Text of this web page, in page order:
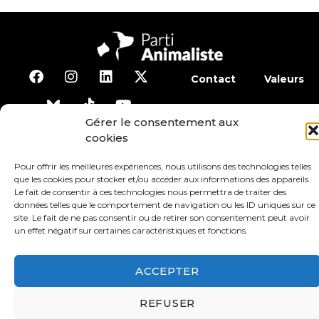
Gérer le consentement aux
cookies
Pour offrir les meilleures expériences, nous utilisons des technologies telles
que les cookies pour stocker et/ou accéder aux informations des appareils.
Le fait de consentir à ces technologies nous permettra de traiter des
données telles que le comportement de navigation ou les ID uniques sur ce
site. Le fait de ne pas consentir ou de retirer son consentement peut avoir
un effet négatif sur certaines caractéristiques et fonctions.
ACCEPTER
REFUSER
Contact Valeurs
Adhérer
Conditions générales d’utilisation
Protection des données Mentions légales